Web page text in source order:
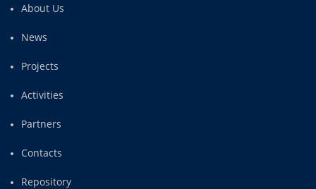
About Us
News
Projects
Activities
Partners
Contacts
Repository